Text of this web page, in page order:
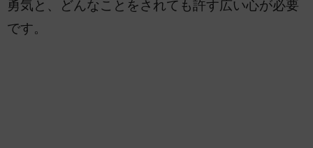
勇気と、どんなことをされても許す広い心が必要
です。